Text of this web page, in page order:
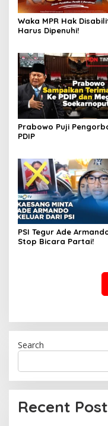
Waka MPR Hak
Harus Dipenuhi!
Prabowo Puji
PDIP
PSI Tegur Ade
Stop Bicara Partai!
Search
Recent